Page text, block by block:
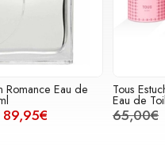
Romance Eau de
89,95€
Tous
Eau de
65,00€